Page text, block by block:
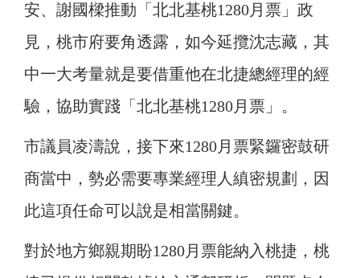
安、謝國樑推動「北北基桃1280月票」政
見，桃市府要角透露，如今延攬沈志藏，其
中一大考量就是要借重他在北捷總經理的經
驗，協助實踐「北北基桃1280月票」。
市議員凌濤說，接下來1280月票緊鑼密鼓研
商當中，勢必需要專業經理人縝密規劃，因
此這項任命可以說是相當關鍵。
對於地方鄉親期盼1280月票能納入桃捷，桃